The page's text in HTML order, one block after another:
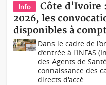
Info
Côte d'Ivoire
2026, les
disponibles à
Dans le cadre de
d’entrée à l'INFAS
des Agents de
connaissance des
directs d'accè...